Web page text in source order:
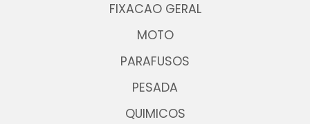
FIXACAO GERAL
MOTO
PARAFUSOS
PESADA
QUIMICOS